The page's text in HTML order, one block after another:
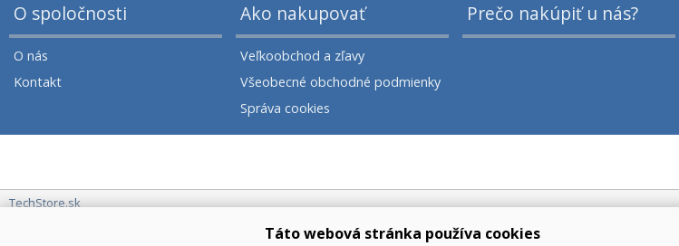
O spoločnosti
O nás
Kontakt
Ako nakupovať
Veľkoobchod a zľavy
Všeobecné obchodné podmienky
Správa cookies
Prečo nakúpiť u nás?
TechStore.sk
Táto webová stránka používa cookies